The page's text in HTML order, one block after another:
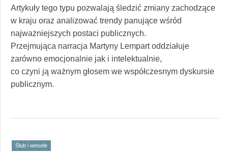
Artykuły tego typu pozwalają śledzić zmiany zachodzące
w kraju oraz analizować trendy panujące wśród
najważniejszych postaci publicznych.
Przejmująca narracja Martyny Lempart oddziałuje
zarówno emocjonalnie jak i intelektualnie,
co czyni ją ważnym głosem we współczesnym dyskursie
publicznym.
Ślub i wesele